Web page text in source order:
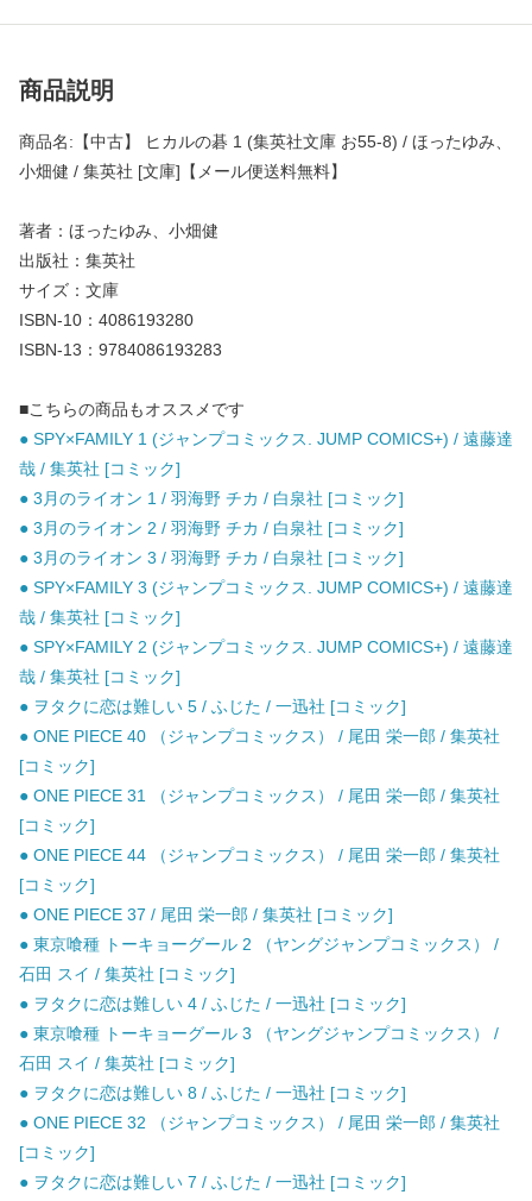
商品説明
商品名:【中古】 ヒカルの碁 1 (集英社文庫 お55-8) / ほったゆみ、
小畑健 / 集英社 [文庫]【メール便送料無料】
著者：ほったゆみ、小畑健
出版社：集英社
サイズ：文庫
ISBN-10：4086193280
ISBN-13：9784086193283
■こちらの商品もオススメです
● SPY×FAMILY 1 (ジャンプコミックス. JUMP COMICS+) / 遠藤達
哉 / 集英社 [コミック]
● 3月のライオン 1 / 羽海野 チカ / 白泉社 [コミック]
● 3月のライオン 2 / 羽海野 チカ / 白泉社 [コミック]
● 3月のライオン 3 / 羽海野 チカ / 白泉社 [コミック]
● SPY×FAMILY 3 (ジャンプコミックス. JUMP COMICS+) / 遠藤達
哉 / 集英社 [コミック]
● SPY×FAMILY 2 (ジャンプコミックス. JUMP COMICS+) / 遠藤達
哉 / 集英社 [コミック]
● ヲタクに恋は難しい 5 / ふじた / 一迅社 [コミック]
● ONE PIECE 40 （ジャンプコミックス） / 尾田 栄一郎 / 集英社
[コミック]
● ONE PIECE 31 （ジャンプコミックス） / 尾田 栄一郎 / 集英社
[コミック]
● ONE PIECE 44 （ジャンプコミックス） / 尾田 栄一郎 / 集英社
[コミック]
● ONE PIECE 37 / 尾田 栄一郎 / 集英社 [コミック]
● 東京喰種 トーキョーグール 2 （ヤングジャンプコミックス） /
石田 スイ / 集英社 [コミック]
● ヲタクに恋は難しい 4 / ふじた / 一迅社 [コミック]
● 東京喰種 トーキョーグール 3 （ヤングジャンプコミックス） /
石田 スイ / 集英社 [コミック]
● ヲタクに恋は難しい 8 / ふじた / 一迅社 [コミック]
● ONE PIECE 32 （ジャンプコミックス） / 尾田 栄一郎 / 集英社
[コミック]
● ヲタクに恋は難しい 7 / ふじた / 一迅社 [コミック]